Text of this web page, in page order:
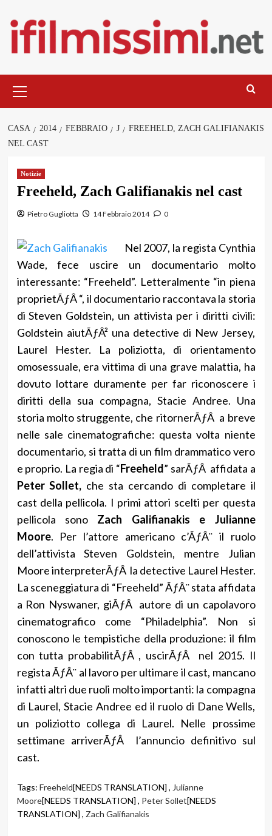
contenuto
principale
CASA 2014 FEBBRAIO J
FREEHELD, ZACH GALIFIANAKIS
NEL CAST
Notizie
Freeheld, Zach Galifianakis nel cast
Pietro Gugliotta 14 Febbraio 2014 0
Nel 2007, la regista Cynthia
Wade, fece uscire un documentario molto
interessante: “Freeheld”. Letteralmente “in piena
proprietÃƒÂ “, il documentario raccontava la storia
di Steven Goldstein, un attivista per i diritti civili:
Goldstein aiutÃƒÂ² una detective di New Jersey,
Laurel Hester. La poliziotta, di orientamento
omosessuale, era vittima di una grave malattia, ha
dovuto lottare duramente per far riconoscere i
diritti della sua compagna, Stacie Andree. Una
storia molto struggente, che ritornerÃƒÂ a breve
nelle sale cinematografiche: questa volta niente
documentario, si tratta di un film drammatico vero
e proprio. La regia di “Freeheld” sarÃƒÂ affidata a
Peter Sollet, che sta cercando di completare il
cast della pellicola. I primi attori scelti per questa
pellicola sono Zach Galifianakis e Julianne
Moore. Per l’attore americano c’ÃƒÂ¨ il ruolo
dell’attivista Steven Goldstein, mentre Julian
Moore interpreterÃƒÂ la detective Laurel Hester.
La sceneggiatura di “Freeheld” ÃƒÂ¨ stata affidata
a Ron Nyswaner, giÃƒÂ autore di un capolavoro
cinematografico come “Philadelphia”. Non si
conoscono le tempistiche della produzione: il film
con tutta probabilitÃƒÂ , uscirÃƒÂ nel 2015. Il
regista ÃƒÂ¨ al lavoro per ultimare il cast, mancano
infatti altri due ruoli molto importanti: la compagna
di Laurel, Stacie Andree ed il ruolo di Dane Wells,
un poliziotto collega di Laurel. Nelle prossime
settimane arriverÃƒÂ l’annuncio definitivo sul
cast.
Tags: Freeheld[NEEDS TRANSLATION] , Julianne
Moore[NEEDS TRANSLATION] , Peter Sollet[NEEDS
TRANSLATION] , Zach Galifianakis